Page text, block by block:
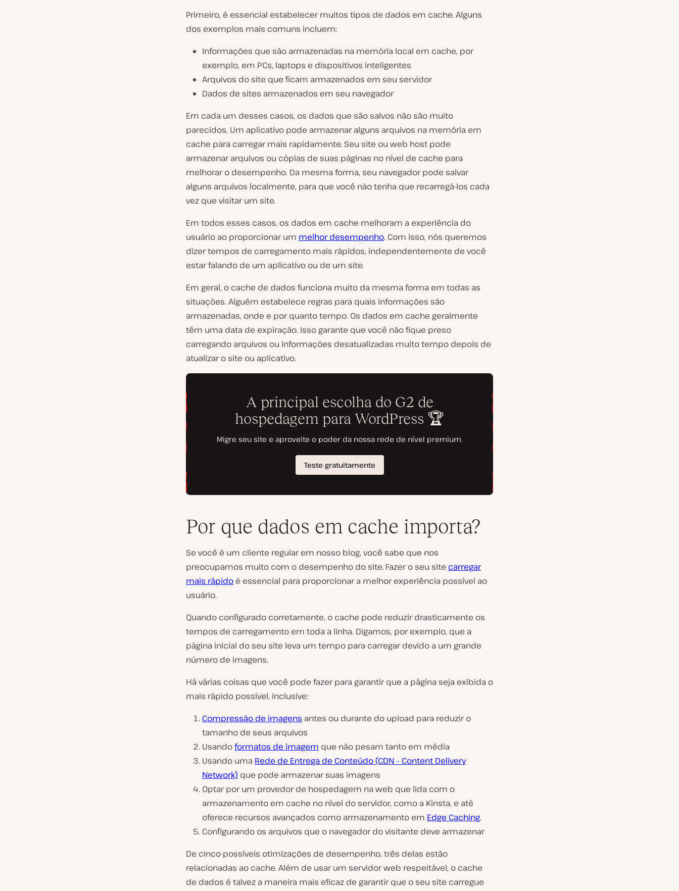
Primeiro, é essencial estabelecer muitos tipos de dados em cache. Alguns
dos exemplos mais comuns incluem:
Informações que são armazenadas na memória local em cache, por
exemplo, em PCs, laptops e dispositivos inteligentes
Arquivos do site que ficam armazenados em seu servidor
Dados de sites armazenados em seu navegador
Em cada um desses casos, os dados que são salvos não são muito
parecidos. Um aplicativo pode armazenar alguns arquivos na memória em
cache para carregar mais rapidamente. Seu site ou web host pode
armazenar arquivos ou cópias de suas páginas no nível de cache para
melhorar o desempenho. Da mesma forma, seu navegador pode salvar
alguns arquivos localmente, para que você não tenha que recarregá-los cada
vez que visitar um site.
Em todos esses casos, os dados em cache melhoram a experiência do
usuário ao proporcionar um melhor desempenho. Com isso, nós queremos
dizer tempos de carregamento mais rápidos, independentemente de você
estar falando de um aplicativo ou de um site.
Em geral, o cache de dados funciona muito da mesma forma em todas as
situações. Alguém estabelece regras para quais informações são
armazenadas, onde e por quanto tempo. Os dados em cache geralmente
têm uma data de expiração. Isso garante que você não fique preso
carregando arquivos ou informações desatualizadas muito tempo depois de
atualizar o site ou aplicativo.
Por que dados em cache importa?
Se você é um cliente regular em nosso blog, você sabe que nos
preocupamos muito com o desempenho do site. Fazer o seu site carregar
mais rápido é essencial para proporcionar a melhor experiência possível ao
usuário.
Quando configurado corretamente, o cache pode reduzir drasticamente os
tempos de carregamento em toda a linha. Digamos, por exemplo, que a
página inicial do seu site leva um tempo para carregar devido a um grande
número de imagens.
Há várias coisas que você pode fazer para garantir que a página seja exibida o
mais rápido possível, inclusive:
Compressão de imagens antes ou durante do upload para reduzir o
tamanho de seus arquivos
Usandoformatos de imagem que não pesam tanto em média
Usando uma Rede de Entrega de Conteúdo (CDN – Content Delivery
Network) que pode armazenar suas imagens
Optar por um provedor de hospedagem na web que lida com o
armazenamento em cache no nível do servidor, como a Kinsta, e até
oferece recursos avançados como armazenamento em Edge Caching.
Configurando os arquivos que o navegador do visitante deve armazenar
De cinco possíveis otimizações de desempenho, três delas estão
relacionadas ao cache. Além de usar um servidor web respeitável, o cache
de dados é talvez a maneira mais eficaz de garantir que o seu site carregue